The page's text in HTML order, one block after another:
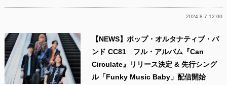
2024.8.7 12:00
【NEWS】ポップ・オルタナティブ・バ
ンド CC81 フル・アルバム『Can
Circulate』リリース決定 & 先行シング
ル「Funky Music Baby」配信開始